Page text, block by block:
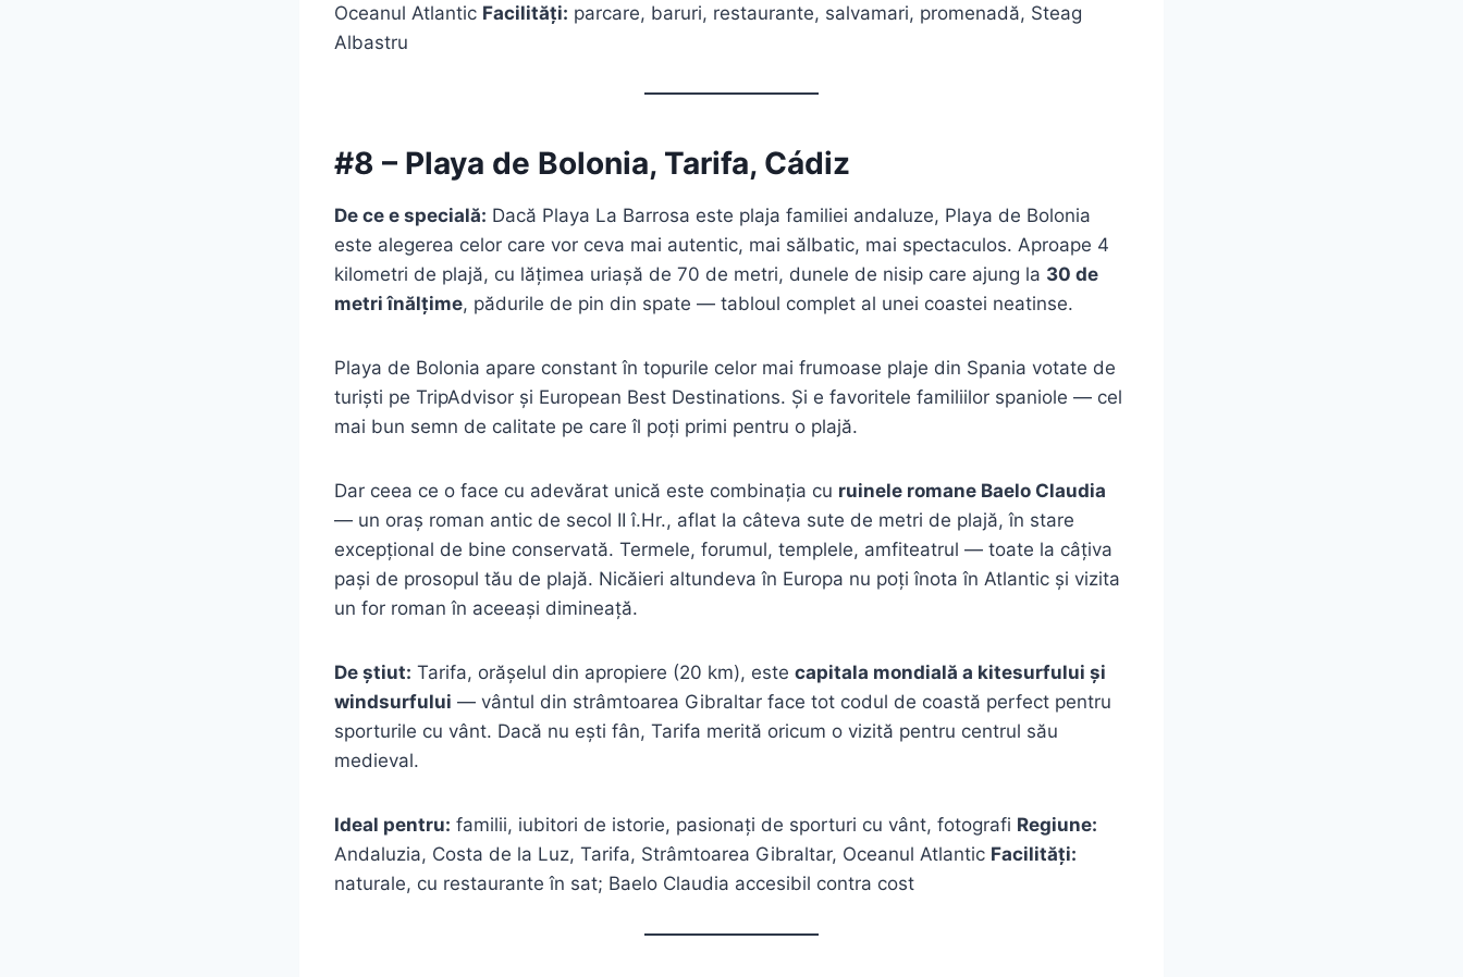
Oceanul Atlantic Facilități: parcare, baruri, restaurante, salvamari, promenadă, Steag
Albastru
#8 – Playa de Bolonia, Tarifa, Cádiz
De ce e specială: Dacă Playa La Barrosa este plaja familiei andaluze, Playa de Bolonia
este alegerea celor care vor ceva mai autentic, mai sălbatic, mai spectaculos. Aproape 4
kilometri de plajă, cu lățimea uriașă de 70 de metri, dunele de nisip care ajung la 30 de
metri înălțime, pădurile de pin din spate — tabloul complet al unei coastei neatinse.
Playa de Bolonia apare constant în topurile celor mai frumoase plaje din Spania votate de
turiști pe TripAdvisor și European Best Destinations. Și e favoritele familiilor spaniole — cel
mai bun semn de calitate pe care îl poți primi pentru o plajă.
Dar ceea ce o face cu adevărat unică este combinația cu ruinele romane Baelo Claudia
— un oraș roman antic de secol II î.Hr., aflat la câteva sute de metri de plajă, în stare
excepțional de bine conservată. Termele, forumul, templele, amfiteatrul — toate la câțiva
pași de prosopul tău de plajă. Nicăieri altundeva în Europa nu poți înota în Atlantic și vizita
un for roman în aceeași dimineață.
De știut: Tarifa, orășelul din apropiere (20 km), este capitala mondială a kitesurfului și
windsurfului — vântul din strâmtoarea Gibraltar face tot codul de coastă perfect pentru
sporturile cu vânt. Dacă nu ești fân, Tarifa merită oricum o vizită pentru centrul său
medieval.
Ideal pentru: familii, iubitori de istorie, pasionați de sporturi cu vânt, fotografi Regiune:
Andaluzia, Costa de la Luz, Tarifa, Strâmtoarea Gibraltar, Oceanul Atlantic Facilități:
naturale, cu restaurante în sat; Baelo Claudia accesibil contra cost